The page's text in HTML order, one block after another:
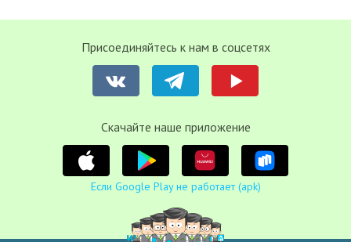
Присоединяйтесь к нам в соцсетях
Cкачайте наше приложение
Если Google Play не работает (apk)